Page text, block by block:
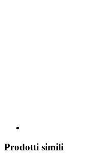
Prodotti simili